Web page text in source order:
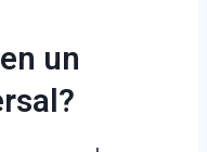
un